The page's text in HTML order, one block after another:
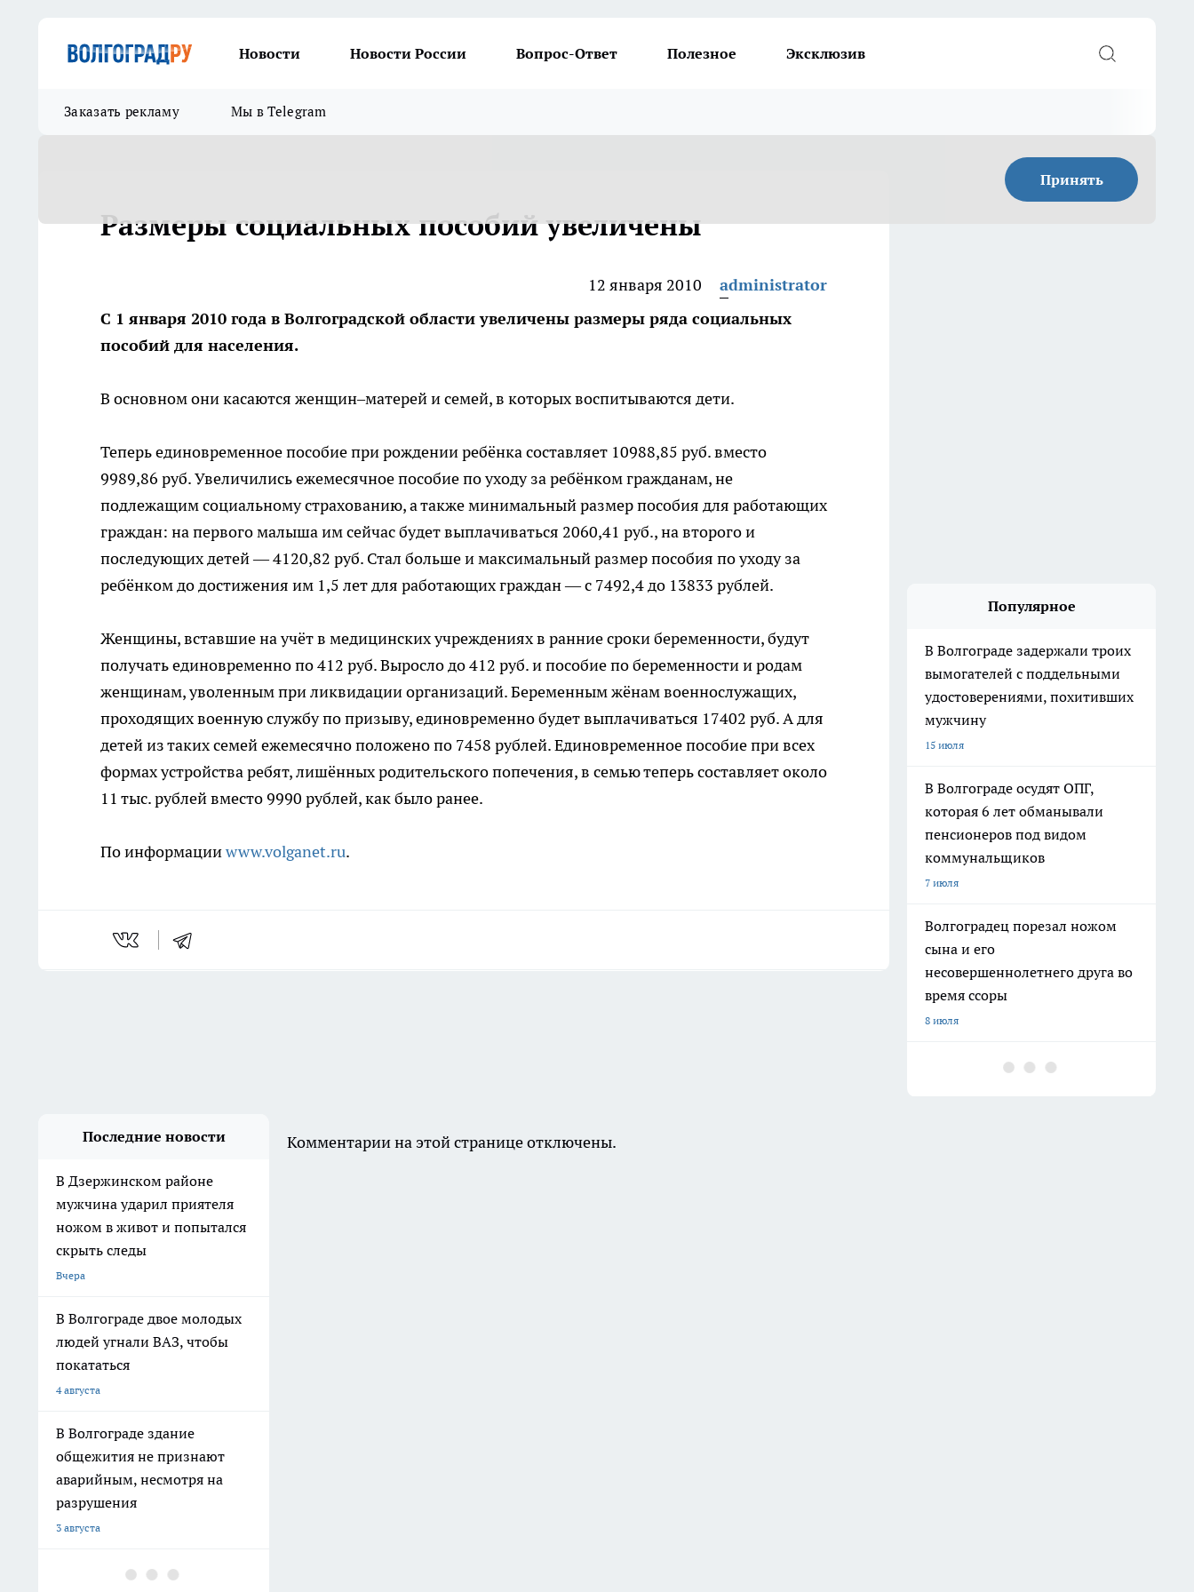
Новости Новости России Вопрос-Ответ Полезное Эксклюзив
Заказать рекламу Мы в Telegram
Принять
Размеры социальных пособий увеличены
12 января 2010
administrator
С 1 января 2010 года в Волгоградской области увеличены размеры ряда социальных
пособий для населения.
В основном они касаются женщин–матерей и семей, в которых воспитываются дети.
Теперь единовременное пособие при рождении ребёнка составляет 10988,85 руб. вместо
9989,86 руб. Увеличились ежемесячное пособие по уходу за ребёнком гражданам, не
подлежащим социальному страхованию, а также минимальный размер пособия для работающих
граждан: на первого малыша им сейчас будет выплачиваться 2060,41 руб., на второго и
последующих детей — 4120,82 руб. Стал больше и максимальный размер пособия по уходу за
ребёнком до достижения им 1,5 лет для работающих граждан — с 7492,4 до 13833 рублей.
Женщины, вставшие на учёт в медицинских учреждениях в ранние сроки беременности, будут
получать единовременно по 412 руб. Выросло до 412 руб. и пособие по беременности и родам
женщинам, уволенным при ликвидации организаций. Беременным жёнам военнослужащих,
проходящих военную службу по призыву, единовременно будет выплачиваться 17402 руб. А для
детей из таких семей ежемесячно положено по 7458 рублей. Единовременное пособие при всех
формах устройства ребят, лишённых родительского попечения, в семью теперь составляет около
11 тыс. рублей вместо 9990 рублей, как было ранее.
По информацииwww.volganet.ru.
Популярное
В Волгограде задержали троих
вымогателей с поддельными
удостоверениями, похитивших
мужчину
15 июля
В Волгограде осудят ОПГ,
которая 6 лет обманывали
пенсионеров под видом
коммунальщиков
7 июля
В Волгограде двое молодых
людей угнали ВАЗ, чтобы
общежития не признают
аварийным, несмотря на
В Волгограде
благоустраивают
территорию у стадиона
«Трактор»
В Волгограде на улице